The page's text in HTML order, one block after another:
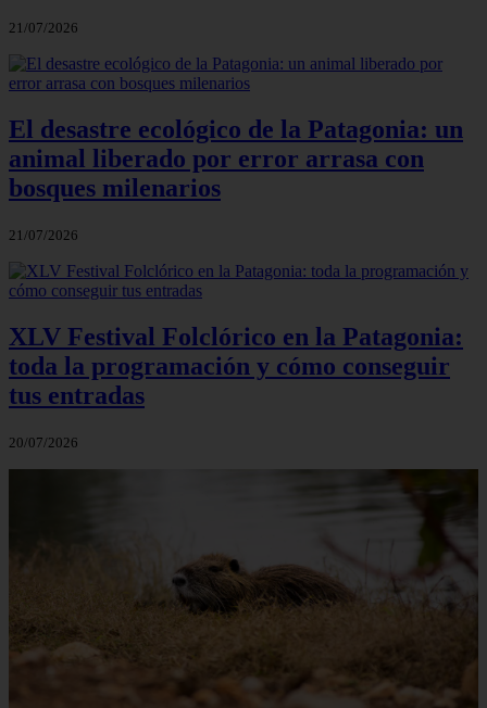
21/07/2026
El desastre ecológico de la Patagonia: un
animal liberado por error arrasa con
bosques milenarios
21/07/2026
XLV Festival Folclórico en la Patagonia:
toda la programación y cómo conseguir
tus entradas
20/07/2026